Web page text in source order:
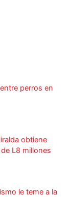
perros en
obtiene
L8 millones
le teme a la